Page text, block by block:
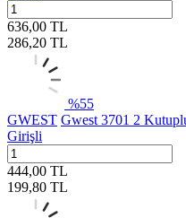
636,00 TL
286,20 TL
%55
GWEST Gwest 3701 2
Girişli
444,00 TL
199,80 TL